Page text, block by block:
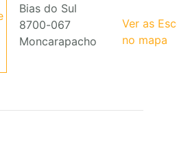
Bias do Sul
8700-067
Moncarapacho
Ver as
no mapa